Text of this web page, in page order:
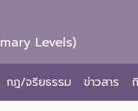
Levels)
กฎ/จริยธรรม ข่าวสาร